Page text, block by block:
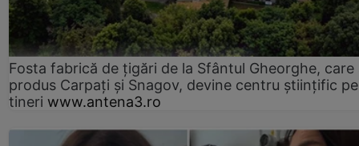
Fosta fabrică de țigări de la Sfântul Gheorghe, care
produs Carpați și Snagov, devine centru științific
tineri www.antena3.ro